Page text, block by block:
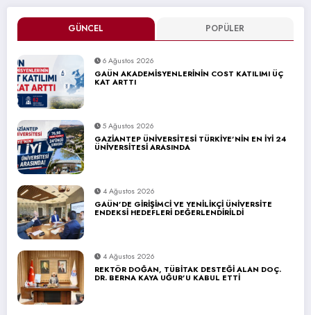
GÜNCEL POPÜLER
6 Ağustos 2026
GAÜN AKADEMİSYENLERİNİN COST KATILIMI ÜÇ
KAT ARTTI
5 Ağustos 2026
GAZİANTEP ÜNİVERSİTESİ TÜRKİYE’NİN EN İYİ 24
ÜNİVERSİTESİ ARASINDA
4 Ağustos 2026
GAÜN’DE GİRİŞİMCİ VE YENİLİKÇİ ÜNİVERSİTE
ENDEKSİ HEDEFLERİ DEĞERLENDİRİLDİ
4 Ağustos 2026
REKTÖR DOĞAN, TÜBİTAK DESTEĞİ ALAN DOÇ.
DR. BERNA KAYA UĞUR’U KABUL ETTİ